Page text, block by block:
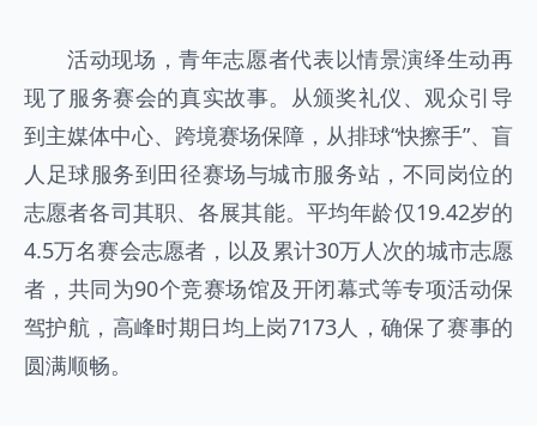
活动现场，青年志愿者代表以情景演绎生动再
现了服务赛会的真实故事。从颁奖礼仪、观众引导
到主媒体中心、跨境赛场保障，从排球“快擦手”、盲
人足球服务到田径赛场与城市服务站，不同岗位的
志愿者各司其职、各展其能。平均年龄仅19.42岁的
4.5万名赛会志愿者，以及累计30万人次的城市志愿
者，共同为90个竞赛场馆及开闭幕式等专项活动保
驾护航，高峰时期日均上岗7173人，确保了赛事的
圆满顺畅。